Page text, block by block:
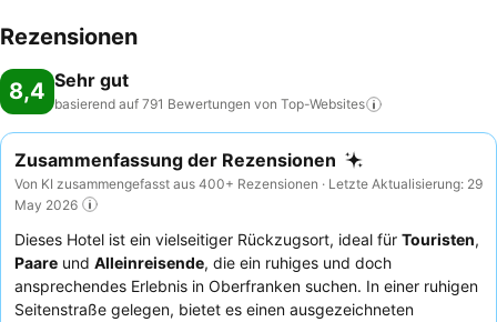
Rezensionen
8,4 Sehr gut
basierend auf 791 Bewertungen von Top-Websites
Zusammenfassung der Rezensionen
Von KI zusammengefasst aus 400+ Rezensionen · Letzte Aktualisierung: 29
May 2026
Dieses Hotel ist ein vielseitiger Rückzugsort, ideal für Touristen,
Paare und Alleinreisende, die ein ruhiges und doch
ansprechendes Erlebnis in Oberfranken suchen. In einer ruhigen
Seitenstraße gelegen, bietet es einen ausgezeichneten